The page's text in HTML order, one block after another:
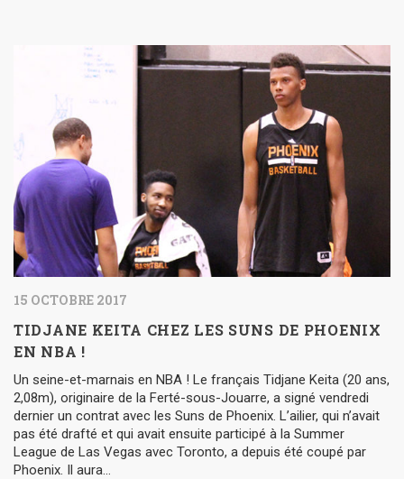
15 OCTOBRE 2017
TIDJANE KEITA CHEZ LES SUNS DE PHOENIX
EN NBA !
Un seine-et-marnais en NBA ! Le français Tidjane Keita (20 ans,
2,08m), originaire de la Ferté-sous-Jouarre, a signé vendredi
dernier un contrat avec les Suns de Phoenix. L’ailier, qui n’avait
pas été drafté et qui avait ensuite participé à la Summer
League de Las Vegas avec Toronto, a depuis été coupé par
Phoenix. Il aura…